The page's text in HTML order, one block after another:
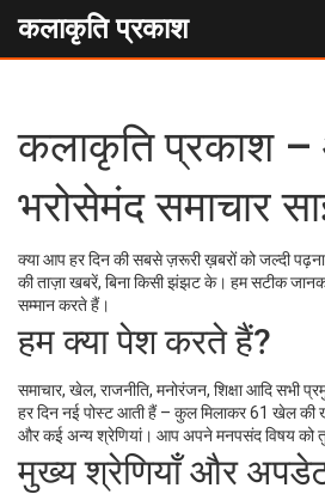
कलाकृति प्रकाश
कलाकृति प्रकाश
भरोसेमंद समाचार
क्या आप हर दिन की सबसे ज़रूरी ख़बरों को जल्दी
की ताज़ा खबरें, बिना किसी झंझट के। हम सटीक
सम्मान करते हैं।
हम क्या पेश करते हैं?
समाचार, खेल, राजनीति, मनोरंजन, शिक्षा आदि
हर दिन नई पोस्ट आती हैं – कुल मिलाकर 61 खेल की
और कई अन्य श्रेणियां। आप अपने मनपसंद विषय को
मुख्य श्रेणियाँ और